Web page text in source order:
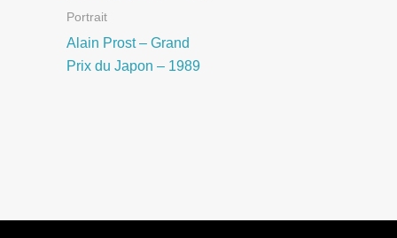
Portrait
Alain Prost – Grand
Prix du Japon – 1989